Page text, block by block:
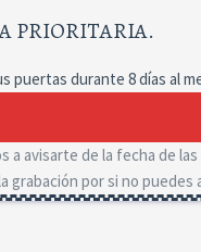
PRIORITARIA.
puertas durante 8 días al
a avisarte de la fecha de
por si no puedes